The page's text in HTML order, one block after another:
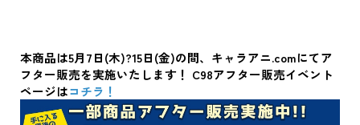
本商品は5月7日(木)?15日(金)の間、キャラアニ.comにてア
フター販売を実施いたします！ C98アフター販売イベント
ページはコチラ！